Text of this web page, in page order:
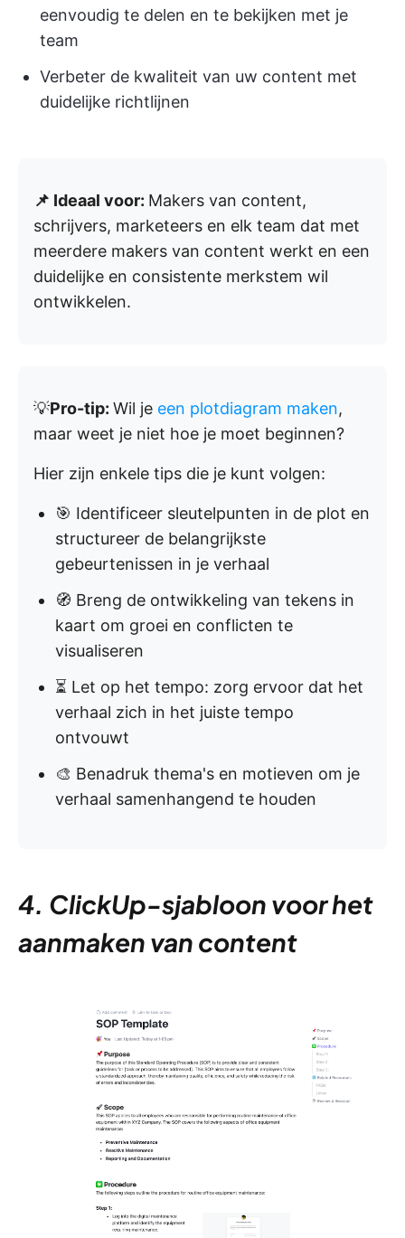
eenvoudig te delen en te bekijken met je
team
Verbeter de kwaliteit van uw content met
duidelijke richtlijnen
📌 Ideaal voor: Makers van content,
schrijvers, marketeers en elk team dat met
meerdere makers van content werkt en een
duidelijke en consistente merkstem wil
ontwikkelen.
💡Pro-tip: Wil je een plotdiagram maken,
maar weet je niet hoe je moet beginnen?
Hier zijn enkele tips die je kunt volgen:
🎯 Identificeer sleutelpunten in de plot en
structureer de belangrijkste
gebeurtenissen in je verhaal
🧭 Breng de ontwikkeling van tekens in
kaart om groei en conflicten te
visualiseren
⏳ Let op het tempo: zorg ervoor dat het
verhaal zich in het juiste tempo
ontvouwt
🎨 Benadruk thema's en motieven om je
verhaal samenhangend te houden
4. ClickUp-sjabloon voor het
aanmaken van content